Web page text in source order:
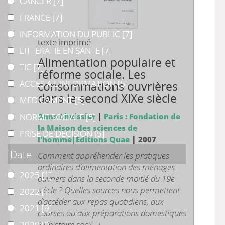
texte imprimé
Alimentation populaire et
réforme sociale. Les
consommations ouvrières
dans le second XIXe siècle
Anne Lhuissier | Paris : Fondation de
la Maison des sciences de
l'homme|Editions Quae| 2007
Comment appréhender les pratiques
ordinaires d’alimentation des ménages
ouvriers dans la seconde moitié du 19e
siècle ? Quelles sources nous permettent
d’accéder aux repas quotidiens, aux
courses ou aux préparations domestiques
FRANCE
FRANCE [7]
INFORMATION DU PUBLIC
INFORMATION DU PUBLIC [7]
LITTERATIE EN SANTE
LITTERATIE EN SANTE [7]
TIC TIC [7]
ACCES A L'INFORMATION
ACCES A L'INFORMATION[5]
MEDICAMENT
MEDICAMENT[5]
NORME SOCIALE
NORME SOCIALE[5]
PRISE DE DECISION
PRISE DE DECISION[5]
Date
20252025[1]
20222022[1]
20212021[9]